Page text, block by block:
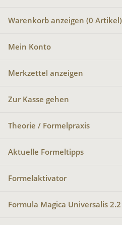
Warenkorb anzeigen (0 Artikel)
Mein Konto
Merkzettel anzeigen
Zur Kasse gehen
Theorie / Formelpraxis
Aktuelle Formeltipps
Formelaktivator
Formula Magica Universalis 2.2